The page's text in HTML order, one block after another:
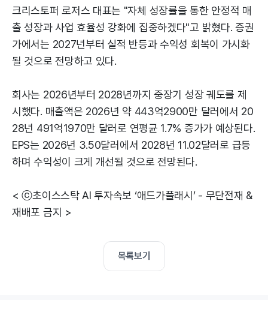
크리스토퍼 로저스 대표는 "자체 성장률을 통한 안정적 매
출 성장과 사업 효율성 강화에 집중하겠다"고 밝혔다. 증권
가에서는 2027년부터 실적 반등과 수익성 회복이 가시화
될 것으로 전망하고 있다.
회사는 2026년부터 2028년까지 중장기 성장 궤도를 제
시했다. 매출액은 2026년 약 443억2900만 달러에서 20
28년 491억1970만 달러로 연평균 1.7% 증가가 예상된다.
EPS는 2026년 3.50달러에서 2028년 11.02달러로 급등
하며 수익성이 크게 개선될 것으로 전망된다.
< ⓒ초이스스탁 AI 투자속보 ‘애드가플래시’ - 무단전재 &
재배포 금지 >
목록보기